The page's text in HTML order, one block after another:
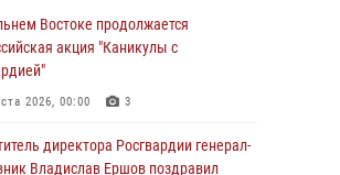
Востоке продолжается
акция "Каникулы с
2026, 00:00 3
директора Росгвардии генерал-
Владислав Ершов поздравил